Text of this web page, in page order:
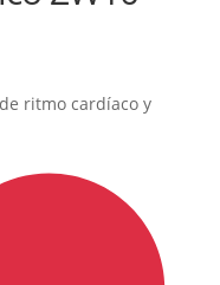
ritmo cardíaco y